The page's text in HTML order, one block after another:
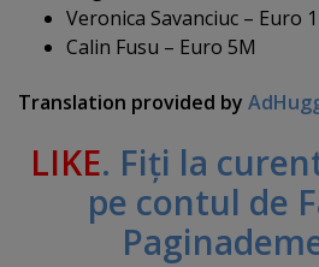
Veronica Savanciuc – Euro
Calin Fusu – Euro 5M
Translation provided by
LIKE. Fiţi la
pe contul de